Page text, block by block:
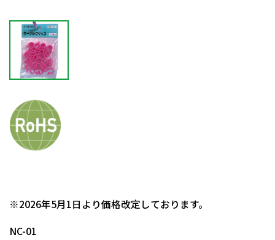
※2026年5月1日より価格改定しております。
NC-01